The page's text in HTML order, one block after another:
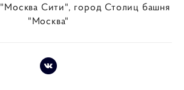
Сити", город Столиц башня
"Москва"